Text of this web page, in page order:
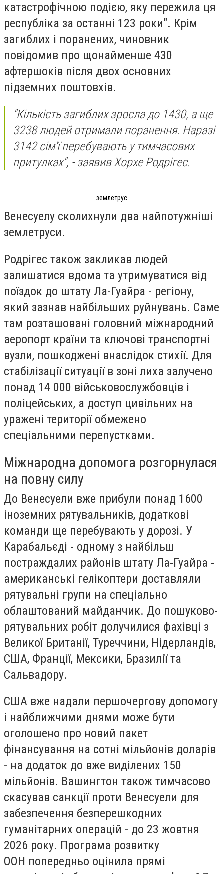
катастрофічною подією, яку пережила ця
республіка за останні 123 роки". Крім
загиблих і поранених, чиновник
повідомив про щонайменше 430
афтершоків після двох основних
підземних поштовхів.
"Кількість загиблих зросла до 1430, а ще
3238 людей отримали поранення. Наразі
3142 сім'ї перебувають у тимчасових
притулках", - заявив Хорхе Родрігес.
землетрус
Венесуелу сколихнули два найпотужніші
землетруси.
Родрігес також закликав людей
залишатися вдома та утримуватися від
поїздок до штату Ла-Гуайра - регіону,
який зазнав найбільших руйнувань. Саме
там розташовані головний міжнародний
аеропорт країни та ключові транспортні
вузли, пошкоджені внаслідок стихії. Для
стабілізації ситуації в зоні лиха залучено
понад 14 000 військовослужбовців і
поліцейських, а доступ цивільних на
уражені території обмежено
спеціальними перепустками.
Міжнародна допомога розгорнулася
на повну силу
До Венесуели вже прибули понад 1600
іноземних рятувальників, додаткові
команди ще перебувають у дорозі. У
Карабальєді - одному з найбільш
постраждалих районів штату Ла-Гуайра -
американські гелікоптери доставляли
рятувальні групи на спеціально
облаштований майданчик. До пошуково-
рятувальних робіт долучилися фахівці з
Великої Британії, Туреччини, Нідерландів,
США, Франції, Мексики, Бразилії та
Сальвадору.
США вже надали першочергову допомогу
і найближчими днями може бути
оголошено про новий пакет
фінансування на сотні мільйонів доларів
- на додаток до вже виділених 150
мільйонів. Вашингтон також тимчасово
скасував санкції проти Венесуели для
забезпечення безперешкодних
гуманітарних операцій - до 23 жовтня
2026 року. Програма розвитку
ООН попередньо оцінила прямі